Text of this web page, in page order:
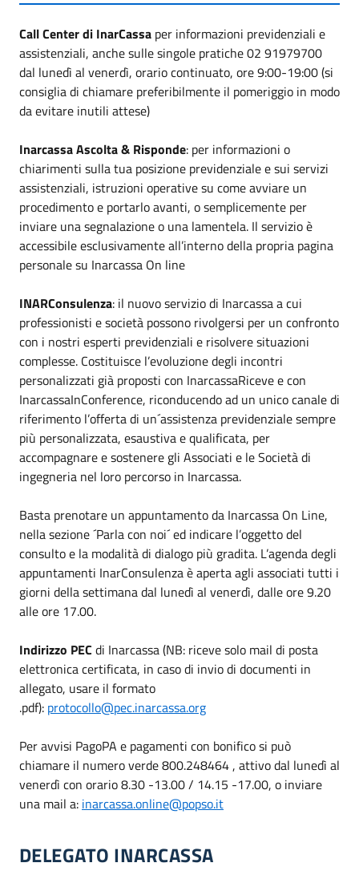
Call Center di InarCassa per informazioni previdenziali e
assistenziali, anche sulle singole pratiche 02 91979700
dal lunedì al venerdì, orario continuato, ore 9:00-19:00 (si
consiglia di chiamare preferibilmente il pomeriggio in modo
da evitare inutili attese)
Inarcassa Ascolta & Risponde: per informazioni o
chiarimenti sulla tua posizione previdenziale e sui servizi
assistenziali, istruzioni operative su come avviare un
procedimento e portarlo avanti, o semplicemente per
inviare una segnalazione o una lamentela. Il servizio è
accessibile esclusivamente all’interno della propria pagina
personale su Inarcassa On line
INARConsulenza: il nuovo servizio di Inarcassa a cui
professionisti e società possono rivolgersi per un confronto
con i nostri esperti previdenziali e risolvere situazioni
complesse. Costituisce l’evoluzione degli incontri
personalizzati già proposti con InarcassaRiceve e con
InarcassaInConference, riconducendo ad un unico canale di
riferimento l’offerta di un´assistenza previdenziale sempre
più personalizzata, esaustiva e qualificata, per
accompagnare e sostenere gli Associati e le Società di
ingegneria nel loro percorso in Inarcassa.
Basta prenotare un appuntamento da Inarcassa On Line,
nella sezione ´Parla con noi´ ed indicare l’oggetto del
consulto e la modalità di dialogo più gradita. L’agenda degli
appuntamenti InarConsulenza è aperta agli associati tutti i
giorni della settimana dal lunedì al venerdì, dalle ore 9.20
alle ore 17.00.
Indirizzo PEC di Inarcassa (NB: riceve solo mail di posta
elettronica certificata, in caso di invio di documenti in
allegato, usare il formato
.pdf): protocollo@pec.inarcassa.org
Per avvisi PagoPA e pagamenti con bonifico si può
chiamare il numero verde 800.248464 , attivo dal lunedì al
venerdì con orario 8.30 -13.00 / 14.15 -17.00, o inviare
una mail a: inarcassa.online@popso.it
DELEGATO INARCASSA